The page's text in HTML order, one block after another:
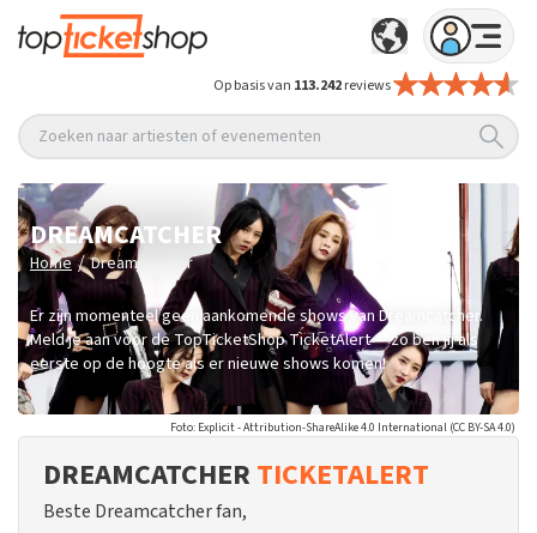
Op basis van 113.242reviews
Zoeken naar artiesten of evenementen
DREAMCATCHER
Home / Dreamcatcher
Er zijn momenteel geen aankomende shows van Dreamcatcher.
Meld je aan voor de TopTicketShop TicketAlert — zo ben jij als
eerste op de hoogte als er nieuwe shows komen!
Foto: Explicit - Attribution-ShareAlike 4.0 International (CC BY-SA 4.0)
DREAMCATCHER TICKETALERT
Beste Dreamcatcher fan,